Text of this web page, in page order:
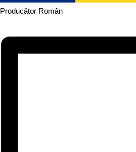
Producător Român